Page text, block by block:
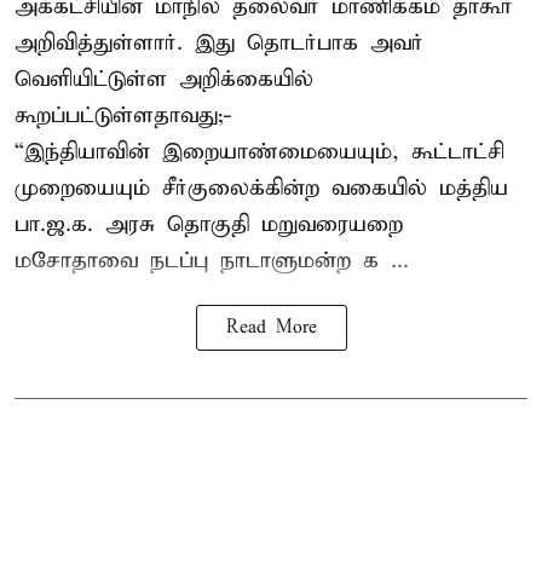
அக்கட்சியின் மாநில தலைவர் மாணிக்கம் தாகூர்
அறிவித்துள்ளார். இது தொடர்பாக அவர்
வெளியிட்டுள்ள அறிக்கையில்
கூறப்பட்டுள்ளதாவது;-
“இந்தியாவின் இறையாண்மையையும், கூட்டாட்சி
முறையையும் சீர்குலைக்கின்ற வகையில் மத்திய
பா.ஜ.க. அரசு தொகுதி மறுவரையறை
மசோதாவை நடப்பு நாடாளுமன்ற க ...
Read More